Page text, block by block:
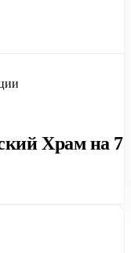
Храм на 7